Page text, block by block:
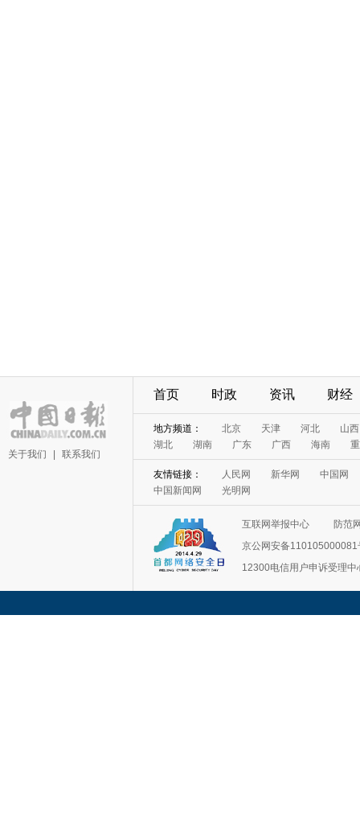
关于我们 联系我们
首页 时政 资讯 财经
地方频道： 北京 天津 河北
山西
湖北
湖南 广东 广西 海南
友情链接： 人民网 新华网
中国网
中国新闻网
光明网
互联网举报中心
防范
京公网安备110105000081
12300电信用户申诉受理中